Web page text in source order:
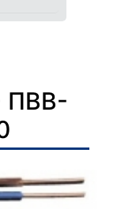
ПВВ-